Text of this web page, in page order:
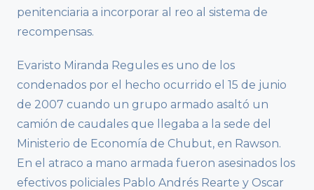
penitenciaria a incorporar al reo al sistema de
recompensas.
Evaristo Miranda Regules es uno de los
condenados por el hecho ocurrido el 15 de junio
de 2007 cuando un grupo armado asaltó un
camión de caudales que llegaba a la sede del
Ministerio de Economía de Chubut, en Rawson.
En el atraco a mano armada fueron asesinados los
efectivos policiales Pablo Andrés Rearte y Oscar